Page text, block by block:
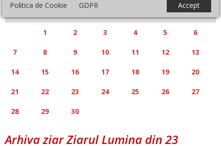
Politica de Cookie GDPR Accept
S D
1 2 3 4 5 6
7 8 9 10 11 12 13
14 15 16 17 18 19 20
21 22 23 24 25 26 27
28 29 30
Arhiva ziar Ziarul Lumina din 23